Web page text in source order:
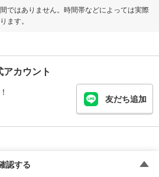
ではありません。時間帯などによっては実際
ます。
認する
カウント
友だち追加
探し